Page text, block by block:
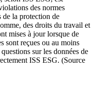
des normes
de la protection de
des droits du travail et
mises à jour lorsque de
sont reçues ou au moins
sur les données de
ISS ESG. (Source